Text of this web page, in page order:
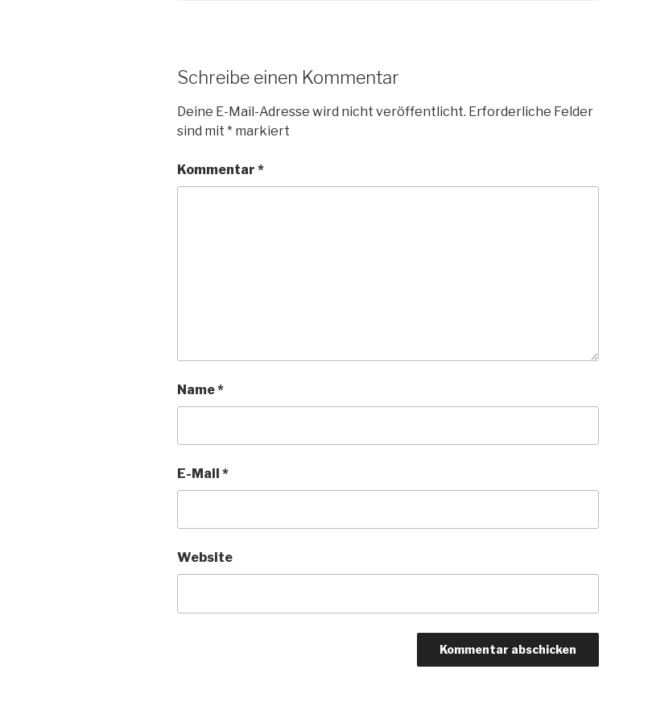
Schreibe einen Kommentar
Deine E-Mail-Adresse wird nicht veröffentlicht. Erforderliche Felder
sind mit * markiert
Kommentar *
Name*
E-Mail *
Website